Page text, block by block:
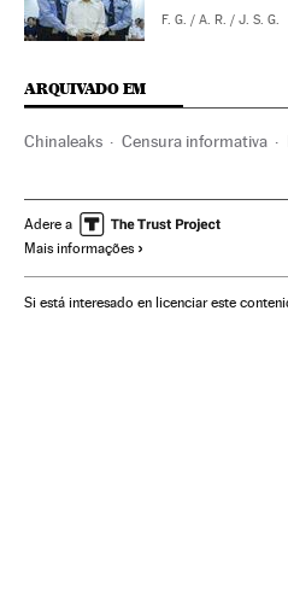
F. G. / A. R. / J. S. G.
ARQUIVADO EM
Chinaleaks Censura informativa
Prisa Noticias Ásia oriental
Meios comunicação
Comunicação Comunicações
Adere a
Mais informações
Si está interesado en licenciar este